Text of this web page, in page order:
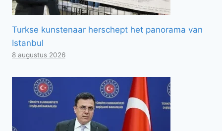
Turkse kunstenaar herschept het panorama van
Istanbul
8 augustus 2026